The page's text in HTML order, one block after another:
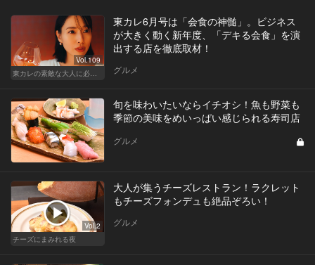
Vol.109
東カレの素敵な大人に必要なこと
東カレ6月号は「会食の神髄」。ビジネス
が大きく動く新年度、「デキる会食」を演
出する店を徹底取材！
グルメ
旬を味わいたいならイチオシ！魚も野菜も
季節の美味をめいっぱい感じられる寿司店
グルメ
Vol.2
チーズにまみれる夜
大人が集うチーズレストラン！ラクレット
もチーズフォンデュも絶品ぞろい！
グルメ